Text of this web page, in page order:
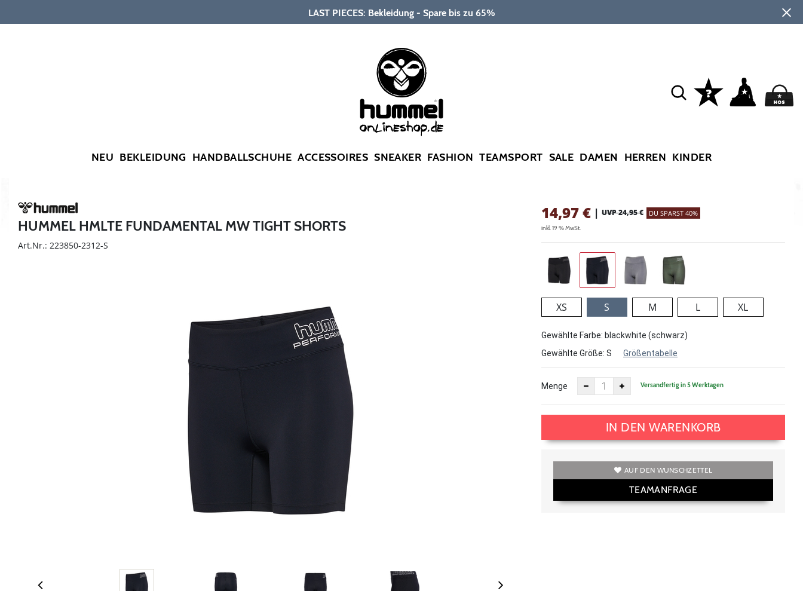
LAST PIECES: Bekleidung - Spare bis zu 65%
NEU BEKLEIDUNG HANDBALLSCHUHE ACCESSOIRES SNEAKER FASHION TEAMSPORT SALE DAMEN HERREN KINDER
HUMMEL HMLTE FUNDAMENTAL MW TIGHT SHORTS
Art.Nr.: 223850-2312-S
14,97€ | UVP 24,95 € DU SPARST 40%
inkl. 19 % MwSt.
XS S M L XL
Gewählte Farbe: blackwhite (schwarz)
Gewählte Größe: S Größentabelle
Menge Versandfertig in 5 Werktagen
IN DEN WARENKORB
AUF DEN WUNSCHZETTEL
TEAMANFRAGE